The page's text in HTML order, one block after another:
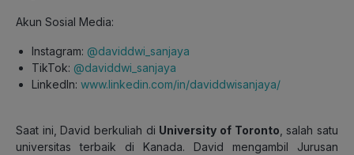
Akun Sosial Media:
Instagram: @daviddwi_sanjaya
TikTok: @daviddwi_sanjaya
LinkedIn: www.linkedin.com/in/daviddwisanjaya/
Saat ini, David berkuliah di University of Toronto , salah satu
universitas terbaik di Kanada. David mengambil Jurusan